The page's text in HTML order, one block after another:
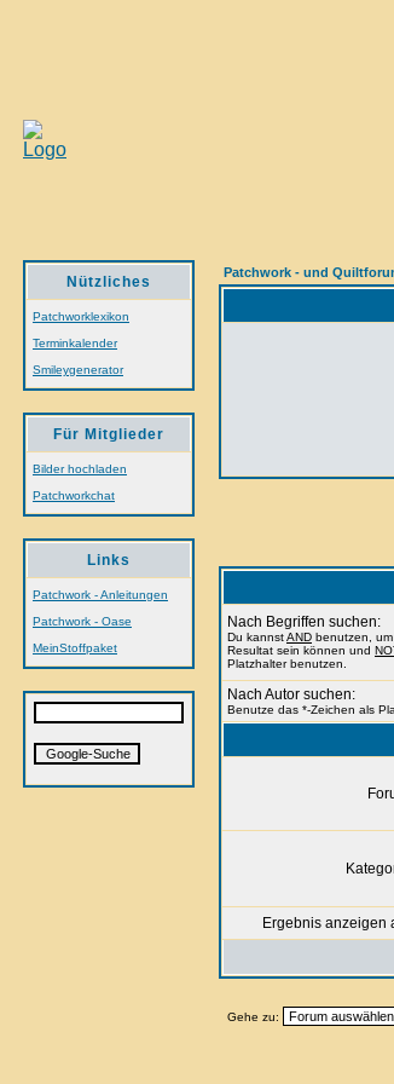
Nützliches
Patchworklexikon
Terminkalender
Smileygenerator
Für Mitglieder
Bilder hochladen
Patchworkchat
Links
Patchwork - Anleitungen
Patchwork - Oase
MeinStoffpaket
Patchwork - und
Nach Begriffen suchen:
Du kannstAND benutzen,
Resultat sein können und
Platzhalter benutzen.
Nach Autor suchen:
Benutze das *-Zeichen als
Ergebnis anzeigen
Gehe zu: